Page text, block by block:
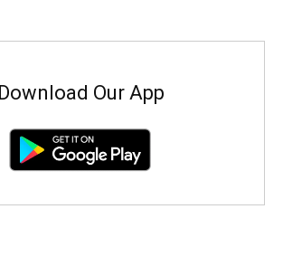
Download Our App